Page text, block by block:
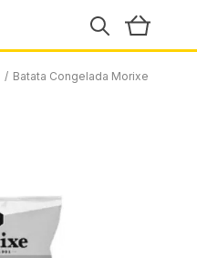
/ Batata Congelada Morixe